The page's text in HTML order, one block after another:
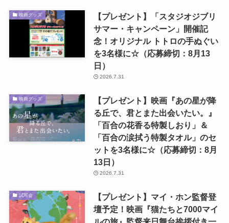
映画グッズ
【プレゼント】「スタジオジブリ
サマー・キャンペーン」開催記
念！オリジナル トトロの手ぬぐい
を3名様に☆（応募締切：8月13
日）
2026.7.31
映画グッズ
【プレゼント】映画『あの星が降
る丘で、君とまた出会いたい。』
「百合の花香る特製しおり」＆
「百合の涙拭う特製タオル」のセ
ットを3名様に☆（応募締切：8月
13日）
2026.7.31
試写会
【プレゼント】マイ・ホン監督登
壇予定！映画『猫たちと7000マイ